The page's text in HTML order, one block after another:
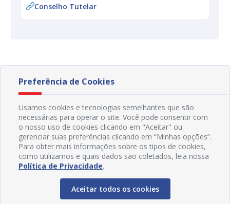
Conselho Tutelar
Preferência de Cookies
Usamos cookies e tecnologias semelhantes que são
necessárias para operar o site. Você pode consentir com
o nosso uso de cookies clicando em "Aceitar" ou
gerenciar suas preferências clicando em “Minhas opções”.
Para obter mais informações sobre os tipos de cookies,
como utilizamos e quais dados são coletados, leia nossa
Política de Privacidade.
Aceitar todos os cookies